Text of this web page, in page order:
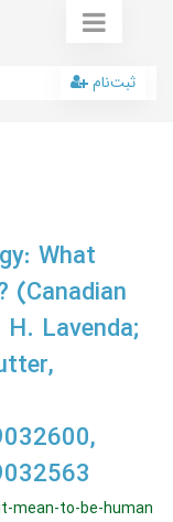
ثبت‌نام
What
(Canadian
Lavenda;
mean-to-be-human